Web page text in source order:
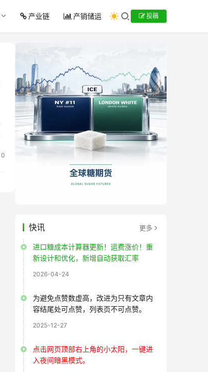
产业链 产销储运 投稿
0
快讯 更多
进口糖成本计算器更新！运费涨价！重
新设计和优化，新增自动获取汇率
2026-04-24
为避免点赞数虚高，改进为只有文章内
容结尾处可点赞，列表页不可点赞。
2025-12-27
点击网页顶部右上角的小太阳，一键进
入夜间暗黑模式。